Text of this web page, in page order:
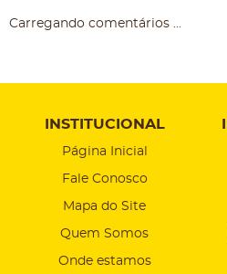
Carregando comentários ...
INSTITUCIONAL
Página Inicial
Fale Conosco
Mapa do Site
Quem Somos
Onde estamos